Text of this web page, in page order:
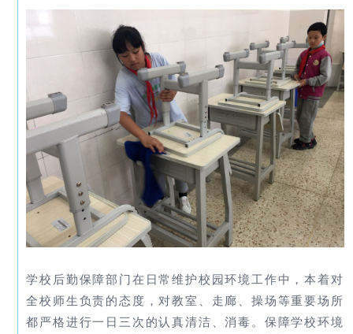
学校后勤保障部门在日常维护校园环境工作中，本着对
全校师生负责的态度，对教室、走廊、操场等重要场所
都严格进行一日三次的认真清洁、消毒。保障学校环境